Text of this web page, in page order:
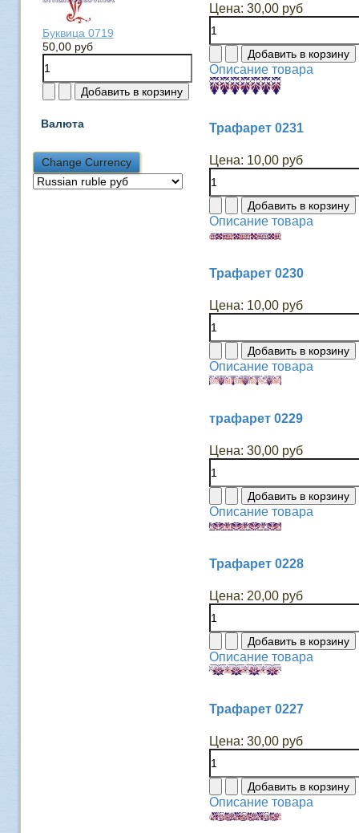
Буквица 0719
50,00 руб
Валюта
Цена: 30,00 руб
Описание товара
Трафарет 0231
Цена: 10,00 руб
Описание товара
Трафарет 0230
Цена: 10,00 руб
Описание товара
трафарет 0229
Цена: 30,00 руб
Описание товара
Трафарет 0228
Цена: 20,00 руб
Описание товара
Трафарет 0227
Цена: 30,00 руб
Описание товара